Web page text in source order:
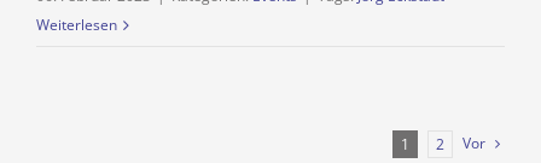
Weiterlesen
1 2 Vor